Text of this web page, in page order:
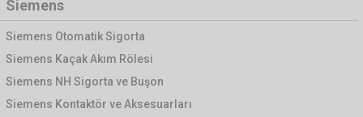
Siemens
Siemens Otomatik Sigorta
Siemens Kaçak Akım Rölesi
Siemens NH Sigorta ve Buşon
Siemens Kontaktör ve Aksesuarları